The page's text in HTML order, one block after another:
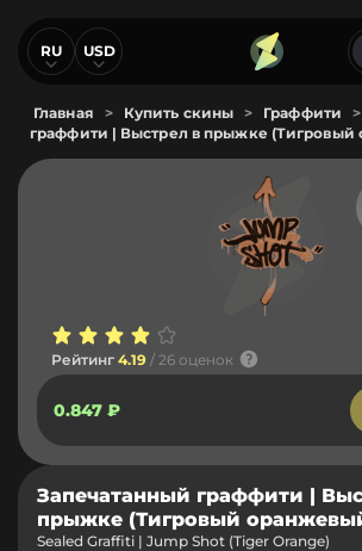
RU USD
Главная > Купить скины > Граффити >
граффити | Выстрел в прыжке (Тигровый
Рейтинг 4.19 / 26 оценок
0.847 ₽
Запечатанный граффити |
прыжке (Тигровый
Sealed Graffiti | Jump Shot (Tiger Orange)